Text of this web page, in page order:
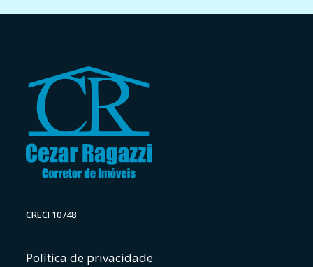
CRECI 10748
Política de privacidade